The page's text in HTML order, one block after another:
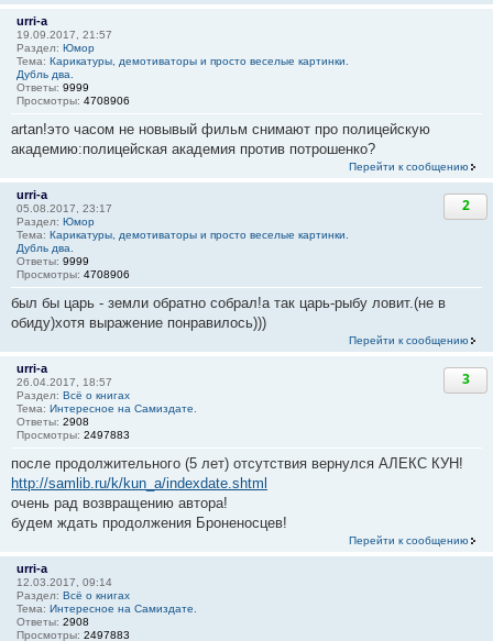
urri-a
19.09.2017, 21:57
Раздел: Юмор
Тема: Карикатуры, демотиваторы и просто веселые картинки.
Дубль два.
Ответы: 9999
Просмотры: 4708906
artan!это часом не новывый фильм снимают про полицейскую
академию:полицейская академия против потрошенко?
Перейти к сообщению
urri-a
05.08.2017, 23:17
Раздел: Юмор
Тема: Карикатуры, демотиваторы и просто веселые картинки.
Дубль два.
Ответы: 9999
Просмотры: 4708906
2
был бы царь - земли обратно собрал!а так царь-рыбу ловит.(не в
обиду)хотя выражение понравилось)))
Перейти к сообщению
urri-a
26.04.2017, 18:57
Раздел: Всё о книгах
Тема: Интересное на Самиздате.
Ответы: 2908
Просмотры: 2497883
3
после продолжительного (5 лет) отсутствия вернулся АЛЕКС КУН!
http://samlib.ru/k/kun_a/indexdate.shtml
очень рад возвращению автора!
будем ждать продолжения Броненосцев!
Перейти к сообщению
urri-a
12.03.2017, 09:14
Раздел: Всё о книгах
Тема: Интересное на Самиздате.
Ответы: 2908
Просмотры: 2497883